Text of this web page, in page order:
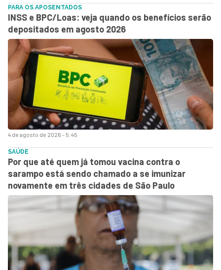
4 de agosto de 2026 - 5:45
PARA OS APOSENTADOS
INSS e BPC/Loas: veja quando os benefícios serão
depositados em agosto 2026
SAÚDE
Por que até quem já tomou vacina contra o
sarampo está sendo chamado a se imunizar
novamente em três cidades de São Paulo